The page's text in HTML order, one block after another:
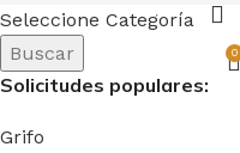
Seleccione Categoría
Buscar
Solicitudes populares:
Grifo
0